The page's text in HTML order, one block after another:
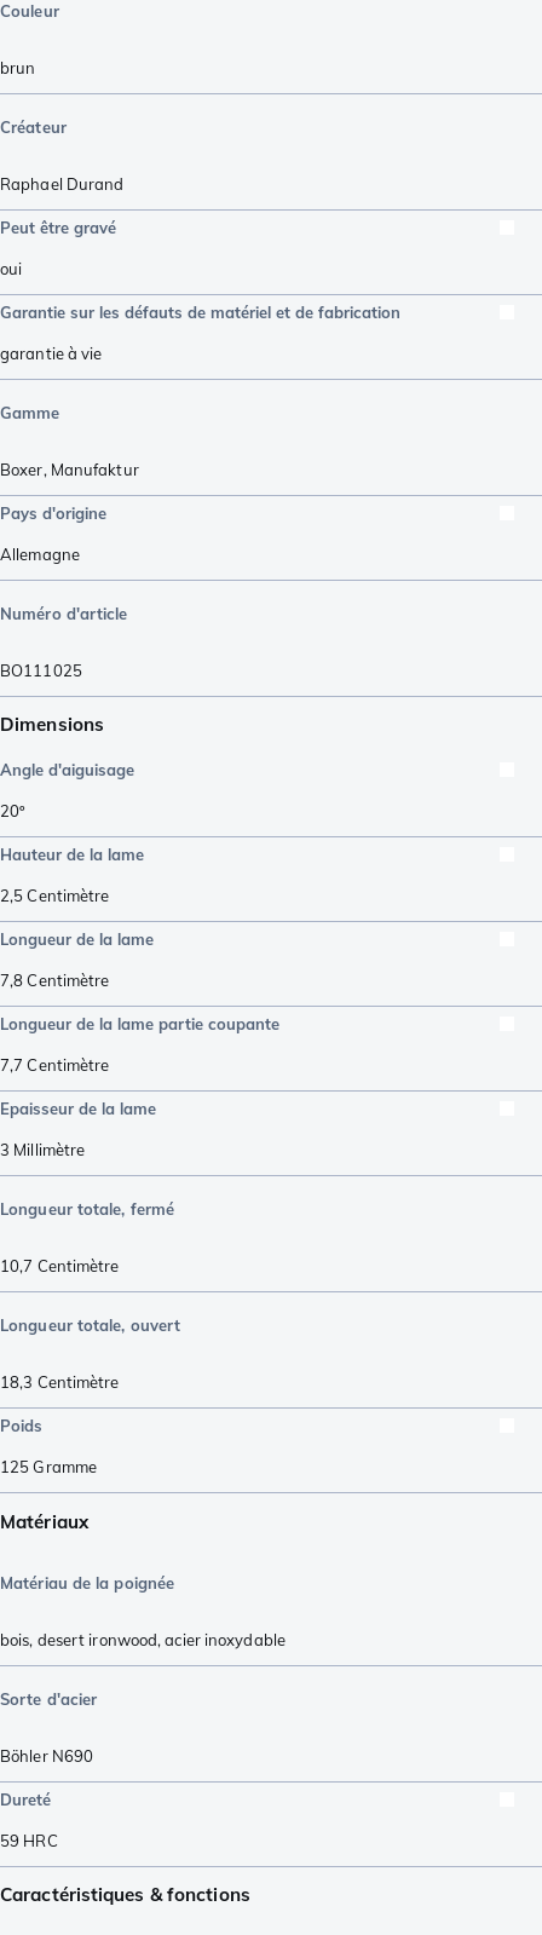
Couleur
brun
Créateur
Raphael Durand
Peut être gravé
oui
Garantie sur les défauts de matériel et de fabrication
garantie à vie
Gamme
Boxer, Manufaktur
Pays d'origine
Allemagne
Numéro d'article
BO111025
Dimensions
Angle d'aiguisage
20º
Hauteur de la lame
2,5Centimètre
Longueur de la lame
7,8Centimètre
Longueur de la lame partie coupante
7,7 Centimètre
Epaisseur de la lame
3 Millimètre
Longueur totale, fermé
10,7 Centimètre
Longueur totale, ouvert
18,3 Centimètre
Poids
125Gramme
Matériaux
Matériau de la poignée
bois, desert ironwood,acier inoxydable
Sorte d'acier
Böhler N690
Dureté
59 HRC
Caractéristiques & fonctions